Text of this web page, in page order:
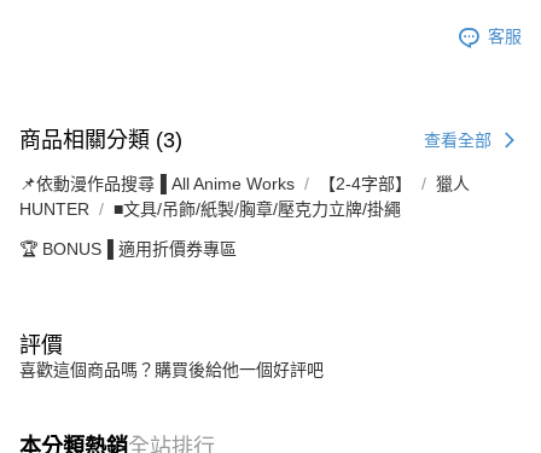
客服
商品相關分類 (3) 查看全部
📌依動漫作品搜尋▐ All Anime Works 【2-4字部】
獵人
HUNTER
■文具/吊飾/紙製/胸章/壓克力立牌/掛繩
🏆 BONUS▐ 適用折價券專區
評價
喜歡這個商品嗎？購買後給他一個好評吧
本分類熱銷全站排行